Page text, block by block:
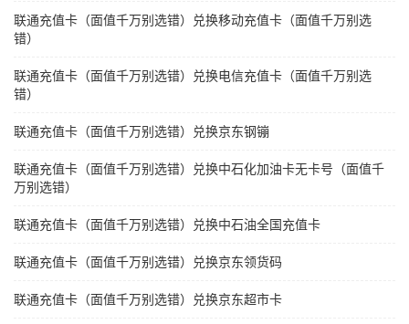
联通充值卡（面值千万别选错）兑换移动充值卡（面值千万别选
错）
联通充值卡（面值千万别选错）兑换电信充值卡（面值千万别选
错）
联通充值卡（面值千万别选错）兑换京东钢镚
联通充值卡（面值千万别选错）兑换中石化加油卡无卡号（面值千
万别选错）
联通充值卡（面值千万别选错）兑换中石油全国充值卡
联通充值卡（面值千万别选错）兑换京东领货码
联通充值卡（面值千万别选错）兑换京东超市卡